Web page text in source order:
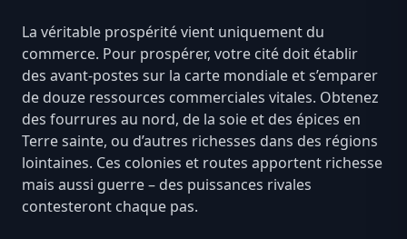
La véritable prospérité vient uniquement du
commerce. Pour prospérer, votre cité doit établir
des avant-postes sur la carte mondiale et s’emparer
de douze ressources commerciales vitales. Obtenez
des fourrures au nord, de la soie et des épices en
Terre sainte, ou d’autres richesses dans des régions
lointaines. Ces colonies et routes apportent richesse
mais aussi guerre – des puissances rivales
contesteront chaque pas.